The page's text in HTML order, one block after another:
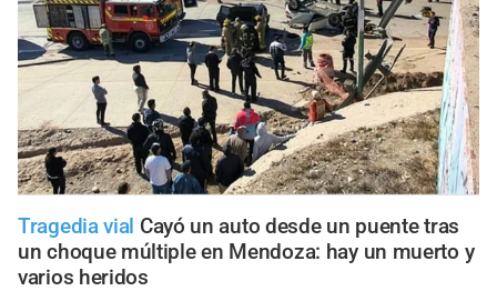
Tragedia vial Cayó un auto desde un puente tras
un choque múltiple en Mendoza: hay un muerto y
varios heridos